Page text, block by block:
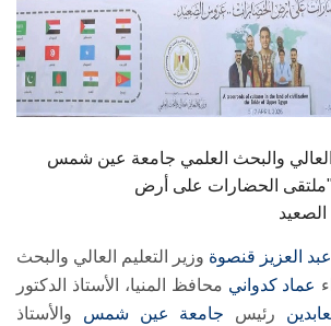
الزائـرون
سجل الان
العالي والبحث العلمي جامعة عين شمس
الحضارات على أرض
عبد العزيز قنصوة وزير التعليم العالي والبحث
عماد كدواني محافظ المنيا، الأستاذ الدكتور
رئيس جامعة عين شمس والأستاذ